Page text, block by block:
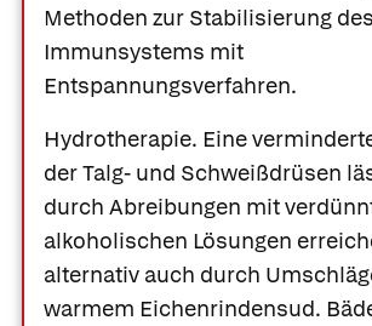
Methoden zur Stabilisierung des
Immunsystems mit
Entspannungsverfahren.
Hydrotherapie. Eine
der Talg- und Schweißdrüsen
durch Abreibungen mit
alkoholischen Lösungen
alternativ auch durch
warmem Eichenrindensud.